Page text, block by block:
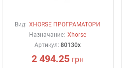
Вид: XHORSE ПРОГРАМАТОРИ
Назначание: Xhorse
Артикул:80130x
2 494.25 грн